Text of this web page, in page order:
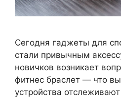
Сегодня гаджеты для
стали привычным
новичков возникает
фитнес браслет — что
устройства